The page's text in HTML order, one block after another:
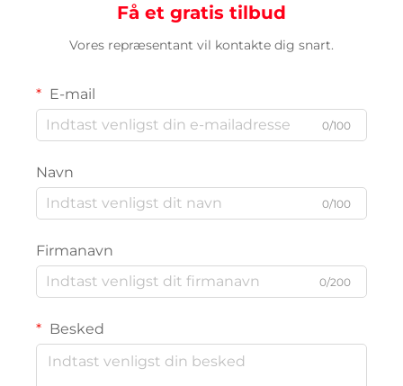
Få et gratis tilbud
Vores repræsentant vil kontakte dig snart.
E-mail
0/100
Navn
0/100
Firmanavn
0/200
Besked